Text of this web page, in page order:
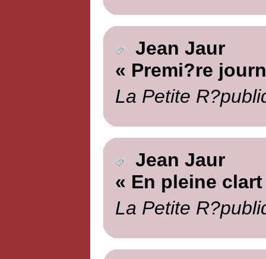
Jean Jaur
« Premi?re
La Petite
Jean Jaur
« En pleine clart
La Petite